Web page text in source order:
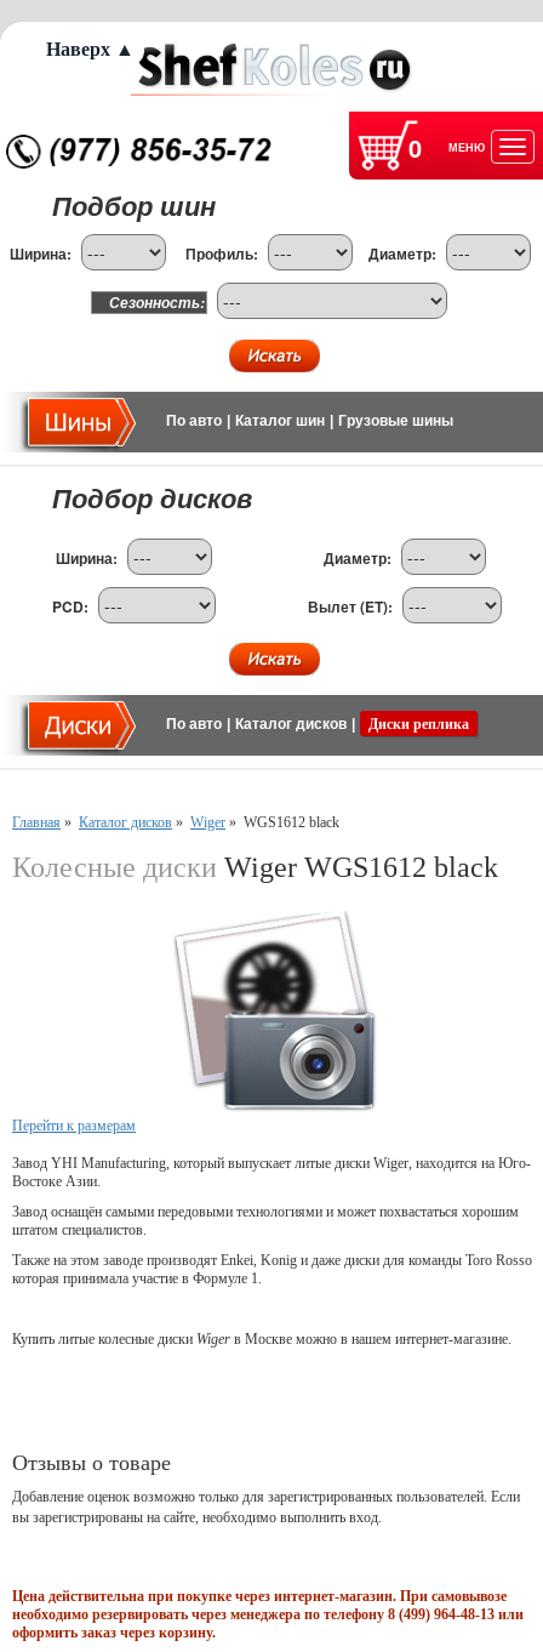
0 МЕНЮ
Подбор шин
Ширина: Профиль: Диаметр:
Сезонность:
По авто Каталог шин Грузовые шины
Подбор дисков
Ширина: Диаметр:
PCD: Вылет (ET):
По авто Каталог дисков Диски реплика
Главная » Каталог дисков » Wiger » WGS1612 black
Колесные диски Wiger WGS1612 black
Перейти к размерам
Завод YHI Manufacturing, который выпускает литые диски Wiger, находится на Юго-
Востоке Азии.
Завод оснащён самыми передовыми технологиями и может похвастаться хорошим
штатом специалистов.
Также на этом заводе производят Enkei, Konig и даже диски для команды Toro Rosso
которая принимала участие в Формуле 1.
Купить литые колесные диски Wiger в Москве можно в нашем интернет-магазине.
Отзывы о товаре
Добавление оценок возможно только для зарегистрированных пользователей. Если
вы зарегистрированы на сайте, необходимо выполнить вход.
Цена действительна при покупке через интернет-магазин. При самовывозе
необходимо резервировать через менеджера по телефону 8 (499) 964-48-13 или
оформить заказ через корзину.
Наверх ▲